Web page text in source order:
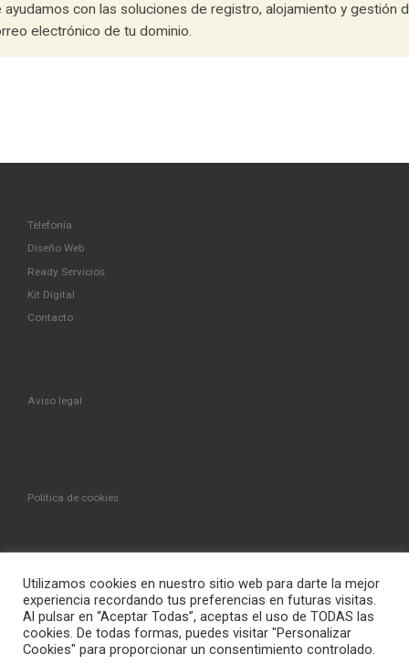
ayudamos con las soluciones de registro, alojamiento y gestión
electrónico de tu dominio.
Telefonía
Diseño Web
Ready Servicios
Kit Digital
Contacto
Aviso legal
Política de cookies
© 2026Ready Comunicaciones– Todos los derechos
reservados
Funciona conWP– Diseñado con elTema Customizr
Utilizamos cookies en nuestro sitio web para darte la mejor
experiencia recordando tus preferencias en futuras visitas.
Al pulsar en “Aceptar Todas”, aceptas el uso de TODAS las
cookies. De todas formas, puedes visitar "Personalizar
Cookies" para proporcionar un consentimiento controlado.